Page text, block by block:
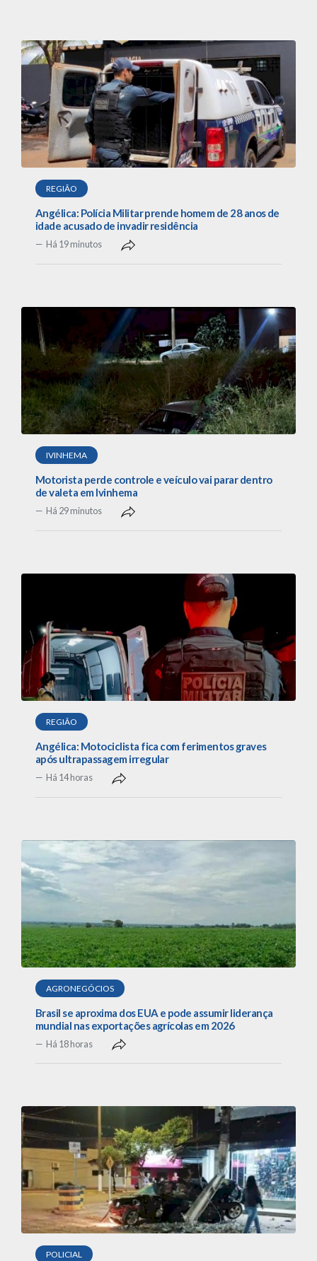
REGIÃO
Angélica: Polícia Militar prende homem de 28 anos de
idade acusado de invadir residência
Há 19 minutos
IVINHEMA
Motorista perde controle e veículo vai parar dentro
de valeta em Ivinhema
Há 29 minutos
REGIÃO
Angélica: Motociclista fica com ferimentos graves
após ultrapassagem irregular
Há 14 horas
AGRONEGÓCIOS
Brasil se aproxima dos EUA e pode assumir liderança
mundial nas exportações agrícolas em 2026
Há 18 horas
POLICIAL